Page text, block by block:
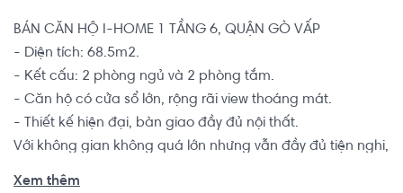
BÁN CĂN HỘ I-HOME 1 TẦNG 6, QUẬN GÒ VẤP
- Diện tích: 68.5m2.
- Kết cấu: 2 phòng ngủ và 2 phòng tắm.
- Căn hộ có cửa sổ lớn, rộng rãi view thoáng mát.
- Thiết kế hiện đại, bàn giao đầy đủ nội thất.
Với không gian không quá lớn nhưng vẫn đầy đủ tiện nghi,
Xem thêm